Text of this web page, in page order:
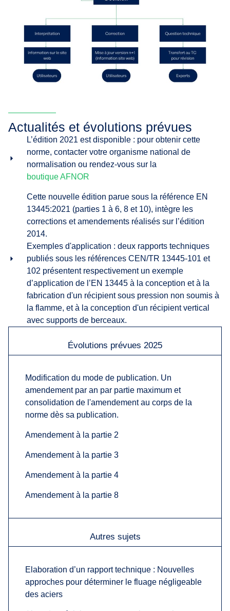
Actualités et évolutions prévues
L’édition 2021 est disponible : pour obtenir cette
norme, contacter votre organisme national de
normalisation ou rendez-vous sur la
boutique AFNOR
Cette nouvelle édition parue sous la référence EN
13445:2021 (parties 1 à 6, 8 et 10), intègre les
corrections et amendements réalisés sur l’édition
2014.
Exemples d'application : deux rapports techniques
publiés sous les références CEN/TR 13445-101 et
102 présentent respectivement un exemple
d’application de l’EN 13445 à la conception et à la
fabrication d'un récipient sous pression non soumis à
la flamme, et à la conception d'un récipient vertical
avec supports de berceaux.
Évolutions prévues 2025
Modification du mode de publication. Un
amendement par an par partie maximum et
consolidation de l'amendement au corps de la
norme dès sa publication.
Amendement à la partie 2
Amendement à la partie 3
Amendement à la partie 4
Amendement à la partie 8
Autres sujets
Elaboration d’un rapport technique : Nouvelles
approches pour déterminer le fluage négligeable
des aciers